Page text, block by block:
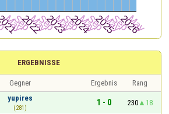
ERGEBNISSE
Gegner Ergebnis
Rang
yupires
(281)
1 - 0 230
18